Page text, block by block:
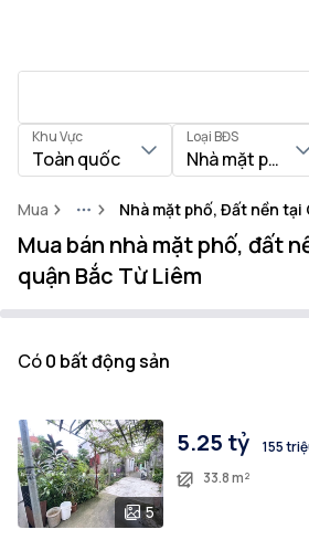
Khu Vực
Toàn quốc
Loại BĐS
Nhà mặt phố,
Mua MoreNhà mặt phố, Đất nền tại
Mua bán nhà mặt phố, đất
quận Bắc Từ Liêm
Có0 bất động sản
5
5.25 tỷ
155
33.8 m²